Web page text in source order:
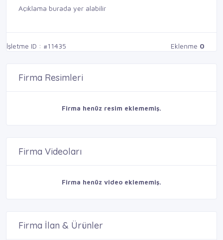
Açıklama burada yer alabilir
İşletme ID : #11435 Eklenme 0
Firma Resimleri
Firma henüz resim eklememiş.
Firma Videoları
Firma henüz video eklememiş.
Firma İlan & Ürünler